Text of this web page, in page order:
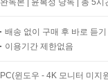
배송 없이 구매 후 바로 듣기
이용기간 제한없음
PC(윈도우 - 4K 모니터 미지